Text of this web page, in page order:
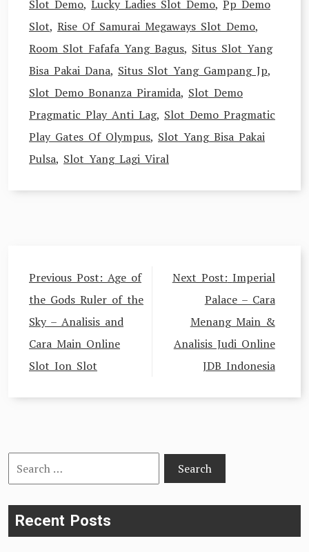
Slot Demo, Lucky Ladies Slot Demo, Pp Demo
Slot, Rise Of Samurai Megaways Slot Demo,
Room Slot Fafafa Yang Bagus, Situs Slot Yang
Bisa Pakai Dana, Situs Slot Yang Gampang Jp,
Slot Demo Bonanza Piramida, Slot Demo
Pragmatic Play Anti Lag, Slot Demo Pragmatic
Play Gates Of Olympus, Slot Yang Bisa Pakai
Pulsa, Slot Yang Lagi Viral
Post
navigation
Previous Post: Age of
the Gods Ruler of the
Sky – Analisis and
Cara Main Online
Slot Ion Slot
Next Post: Imperial
Palace – Cara
Menang Main &
Analisis Judi Online
JDB Indonesia
Search
for:
Recent Posts